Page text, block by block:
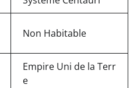
Non Habitable
Empire Uni de la Terr
e